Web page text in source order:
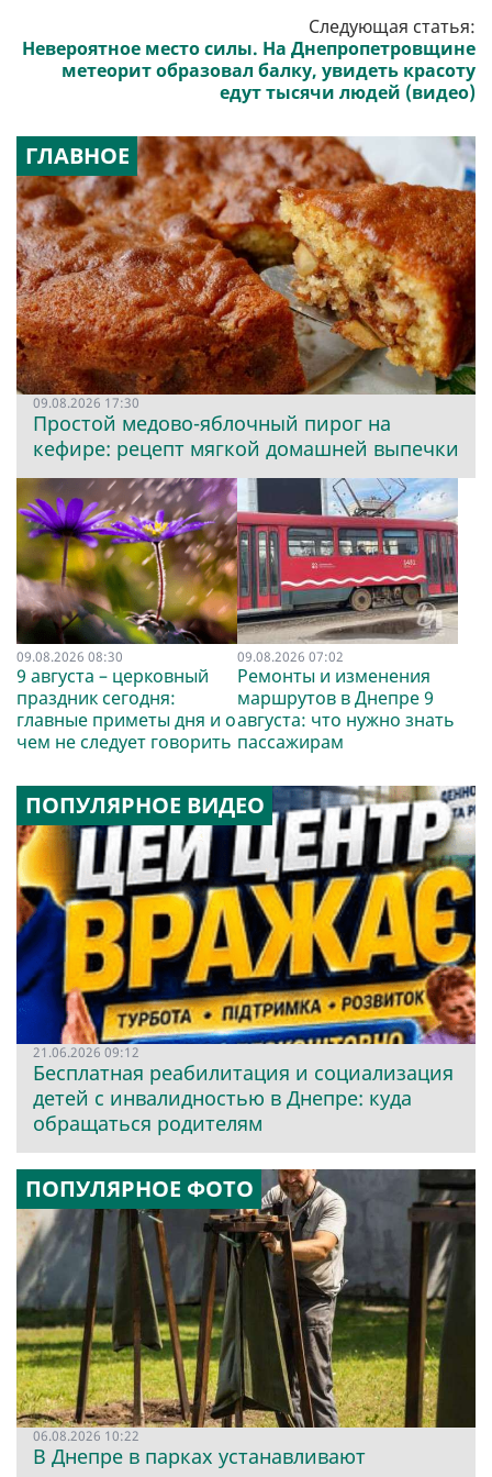
Следующая статья:
Невероятное место силы. На Днепропетровщине
метеорит образовал балку, увидеть красоту
едут тысячи людей (видео)
ГЛАВНОЕ
09.08.2026 17:30
Простой медово-яблочный пирог на
кефире: рецепт мягкой домашней выпечки
09.08.2026 08:30
9 августа – церковный
праздник сегодня:
главные приметы дня и о
чем не следует говорить
09.08.2026 07:02
Ремонты и изменения
маршрутов в Днепре 9
августа: что нужно знать
пассажирам
ПОПУЛЯРНОЕ ВИДЕО
21.06.2026 09:12
Бесплатная реабилитация и социализация
детей с инвалидностью в Днепре: куда
обращаться родителям
ПОПУЛЯРНОЕ ФОТО
06.08.2026 10:22
В Днепре в парках устанавливают